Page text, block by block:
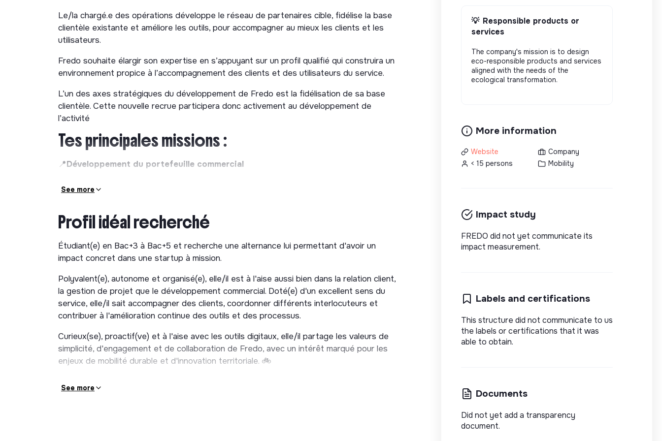
Le/la chargé.e des opérations développe le réseau de partenaires cible, fidélise la base
clientèle existante et améliore les outils, pour accompagner au mieux les clients et les
utilisateurs.
Fredo souhaite élargir son expertise en s’appuyant sur un profil qualifié qui construira un
environnement propice à l’accompagnement des clients et des utilisateurs du service.
L’un des axes stratégiques du développement de Fredo est la fidélisation de sa base
clientèle. Cette nouvelle recrue participera donc activement au développement de
l’activité
Tes principales missions :
📍Développement du portefeuille commercial
📍Accompagnement et suivi de la clientèle et des utilisateurs :
Clients
Formation et suivi des clients sur les outils (Back-Office Fredo, application, Stripe)
Création de contenu de communication adapté pour booster utilisation du service
Utilisateurs
Amélioration de process sur la plateforme de support
Gestion des tickets support de nos utilisateurs
Récupérer les retours pour optimiser les outils
Optimiser la compréhension du service et des outils (tuto, comm etc…)
See more
Profil idéal recherché
Étudiant(e) en Bac+3 à Bac+5 et recherche une alternance lui permettant d'avoir un
impact concret dans une startup à mission.
Polyvalent(e), autonome et organisé(e), elle/il est à l'aise aussi bien dans la relation client,
la gestion de projet que le développement commercial. Doté(e) d'un excellent sens du
service, elle/il sait accompagner des clients, coordonner différents interlocuteurs et
contribuer à l'amélioration continue des outils et des processus.
Curieux(se), proactif(ve) et à l'aise avec les outils digitaux, elle/il partage les valeurs de
simplicité, d'engagement et de collaboration de Fredo, avec un intérêt marqué pour les
enjeux de mobilité durable et d'innovation territoriale. 🚲
See more
💡 Responsible products or
services
The company's mission is to design
eco-responsible products and services
aligned with the needs of the
ecological transformation.
More information
Website
Company
< 15 persons
Mobility
Impact study
FREDO did not yet communicate its
impact measurement.
Labels and certifications
This structure did not communicate to us
the labels or certifications that it was
able to obtain.
Documents
Did not yet add a transparency
document.